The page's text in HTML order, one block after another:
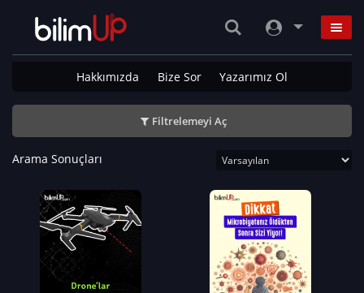
Hakkımızda Bize Sor Yazarımız Ol
Filtrelemeyi Aç
Arama Sonuçları